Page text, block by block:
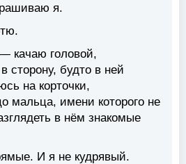
я.
качаю головой,
сторону, будто в ней
на корточки,
мальца, имени которого не
в нём знакомые
И я не кудрявый.